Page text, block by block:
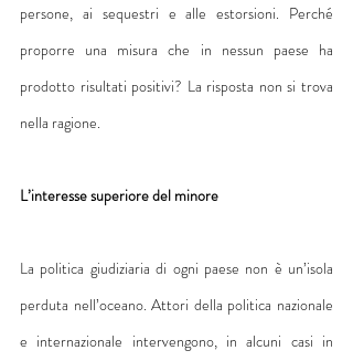
persone, ai sequestri e alle estorsioni. Perché
proporre una misura che in nessun paese ha
prodotto risultati positivi? La risposta non si trova
nella ragione.
L’interesse superiore del minore
La politica giudiziaria di ogni paese non è un’isola
perduta nell’oceano. Attori della politica nazionale
e internazionale intervengono, in alcuni casi in